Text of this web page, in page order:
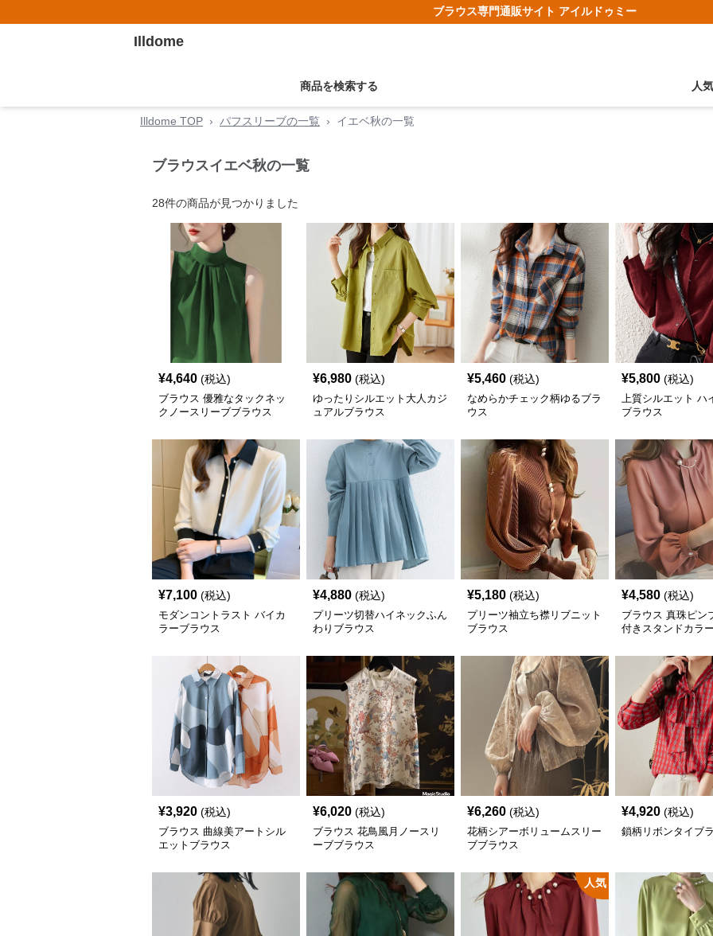
ブラウス専門通販サイト アイルドゥミー
Illdome
商品を検索する 人
Illdome TOP › パフスリーブの一覧 › イエベ秋の一覧
ブラウスイエベ秋の一覧
28件の商品が見つかりました
¥4,640 (税込)
ブラウス 優雅なタックネッ
クノースリーブブラウス
¥6,980 (税込)
ゆったりシルエット大人カジ
ュアルブラウス
¥5,460 (税込)
なめらかチェック柄ゆるブラ
ウス
¥5,800 (税込)
上質シルエット ハ
ブラウス
¥7,100 (税込)
モダンコントラスト バイカ
ラーブラウス
¥4,880 (税込)
プリーツ切替ハイネックふん
わりブラウス
¥5,180 (税込)
プリーツ袖立ち襟リブニット
ブラウス
¥4,580 (税込)
ブラウス 真珠ピン
付きスタンドカラ
¥3,920 (税込)
ブラウス 曲線美アートシル
エットブラウス
¥6,020 (税込)
ブラウス 花鳥風月ノースリ
ーブブラウス
¥6,260 (税込)
花柄シアーボリュームスリー
ブブラウス
¥4,920 (税込)
鎖柄リボンタイブ
人気